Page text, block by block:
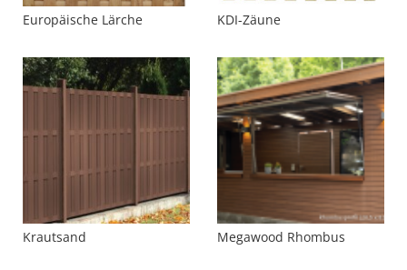
Europäische Lärche KDI-Zäune
Krautsand Megawood Rhombus